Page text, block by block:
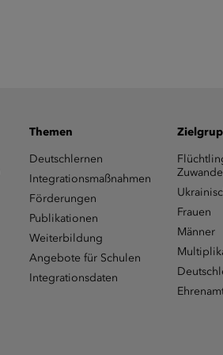
Themen
Deutschlernen
Integrationsmaßnahmen
Förderungen
Publikationen
Weiterbildung
Angebote für Schulen
Integrationsdaten
Frauen
Männer